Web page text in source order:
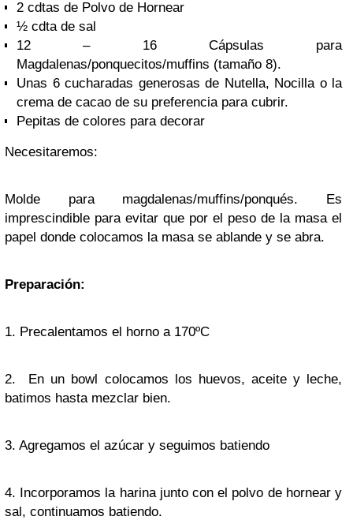
2 cdtas de Polvo de Hornear
½ cdta de sal
12 – 16 Cápsulas para
Magdalenas/ponquecitos/muffins (tamaño 8).
Unas 6 cucharadas generosas de Nutella, Nocilla o la
crema de cacao de su preferencia para cubrir.
Pepitas de colores para decorar
Necesitaremos:
Molde para magdalenas/muffins/ponqués. Es
imprescindible para evitar que por el peso de la masa el
papel donde colocamos la masa se ablande y se abra.
Preparación:
1. Precalentamos el horno a 170ºC
2. En un bowl colocamos los huevos, aceite y leche,
batimos hasta mezclar bien.
3. Agregamos el azúcar y seguimos batiendo
4. Incorporamos la harina junto con el polvo de hornear y
sal, continuamos batiendo.